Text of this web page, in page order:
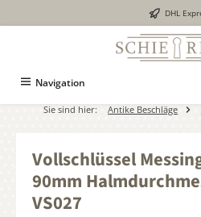
DHL
Navigation
Sie sind hier: Antike Beschläge
Vollschlüssel
90mm
VS027